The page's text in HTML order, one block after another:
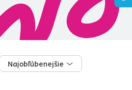
Najobľúbenejšie
Najobľúbenejšie